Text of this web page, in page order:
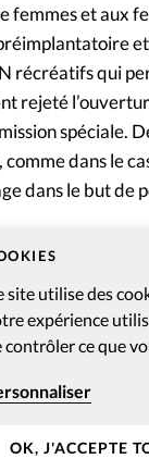
site utilise des
expérience
contrôler ce que
OK, J'ACCEPTE
femmes et aux
récréatifs qui
rejeté
spéciale.
dans le
dans le but
Protestant
déjà mis le
conduit qu’au